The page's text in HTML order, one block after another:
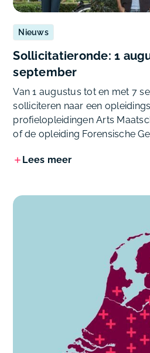
Nieuws
Sollicitatieronde: 1
september
Van 1 augustus tot en met 7
solliciteren naar een
profielopleidingen Arts
of de opleiding Forensische
Lees meer